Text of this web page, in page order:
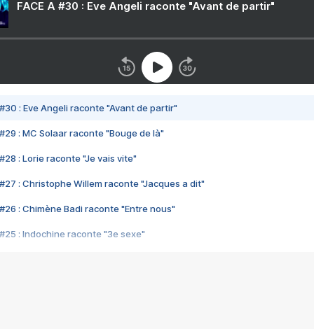
FACE A #30 : Eve Angeli raconte "Avant de partir"
#30 : Eve Angeli raconte "Avant de partir"
#29 : MC Solaar raconte "Bouge de là"
#28 : Lorie raconte "Je vais vite"
#27 : Christophe Willem raconte "Jacques a dit"
#26 : Chimène Badi raconte "Entre nous"
#25 : Indochine raconte "3e sexe"